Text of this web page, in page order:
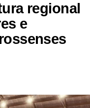
regional
e